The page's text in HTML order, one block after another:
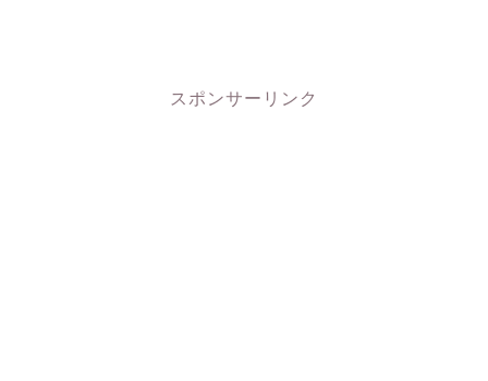
スポンサーリンク